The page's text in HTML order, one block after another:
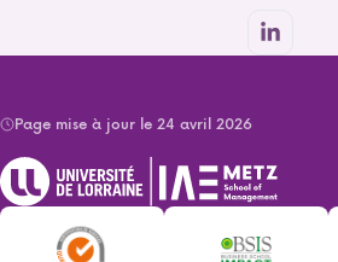
Page mise à jour le 24 avril 2026